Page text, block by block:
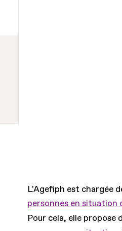
L'Agefiph est chargée
personnes en situation
Pour cela, elle propose